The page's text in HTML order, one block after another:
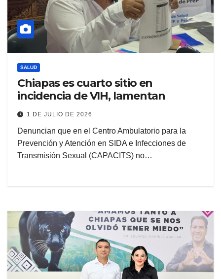
SALUD
Chiapas es cuarto sitio en
incidencia de VIH, lamentan
1 DE JULIO DE 2026
Denuncian que en el Centro Ambulatorio para la
Prevención y Atención en SIDA e Infecciones de
Transmisión Sexual (CAPACITS) no…